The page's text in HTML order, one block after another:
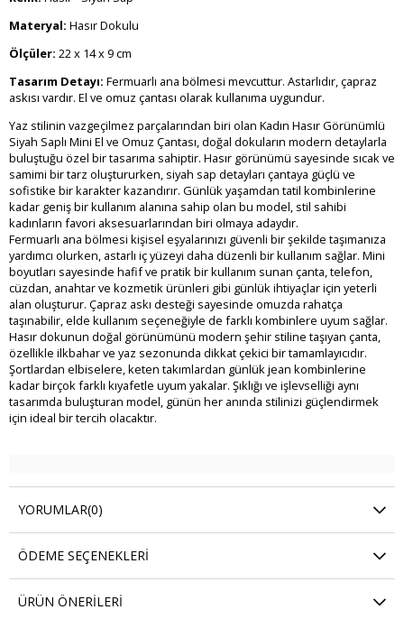
Materyal: Hasır Dokulu
Ölçüler: 22 x 14 x 9 cm
Tasarım Detayı: Fermuarlı ana bölmesi mevcuttur. Astarlıdır, çapraz
askısı vardır. El ve omuz çantası olarak kullanıma uygundur.
Yaz stilinin vazgeçilmez parçalarından biri olan Kadın Hasır Görünümlü
Siyah Saplı Mini El ve Omuz Çantası, doğal dokuların modern detaylarla
buluştuğu özel bir tasarıma sahiptir. Hasır görünümü sayesinde sıcak ve
samimi bir tarz oluştururken, siyah sap detayları çantaya güçlü ve
sofistike bir karakter kazandırır. Günlük yaşamdan tatil kombinlerine
kadar geniş bir kullanım alanına sahip olan bu model, stil sahibi
kadınların favori aksesuarlarından biri olmaya adaydır.
Fermuarlı ana bölmesi kişisel eşyalarınızı güvenli bir şekilde taşımanıza
yardımcı olurken, astarlı iç yüzeyi daha düzenli bir kullanım sağlar. Mini
boyutları sayesinde hafif ve pratik bir kullanım sunan çanta, telefon,
cüzdan, anahtar ve kozmetik ürünleri gibi günlük ihtiyaçlar için yeterli
alan oluşturur. Çapraz askı desteği sayesinde omuzda rahatça
taşınabilir, elde kullanım seçeneğiyle de farklı kombinlere uyum sağlar.
Hasır dokunun doğal görünümünü modern şehir stiline taşıyan çanta,
özellikle ilkbahar ve yaz sezonunda dikkat çekici bir tamamlayıcıdır.
Şortlardan elbiselere, keten takımlardan günlük jean kombinlerine
kadar birçok farklı kıyafetle uyum yakalar. Şıklığı ve işlevselliği aynı
tasarımda buluşturan model, günün her anında stilinizi güçlendirmek
için ideal bir tercih olacaktır.
YORUMLAR(0)
ÖDEME SEÇENEKLERI
ÜRÜN ÖNERILERI